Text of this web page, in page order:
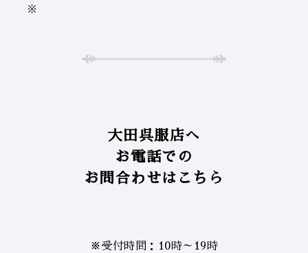
※
大田呉服店へ
お電話での
お問合わせはこちら
※受付時間：10時～19時